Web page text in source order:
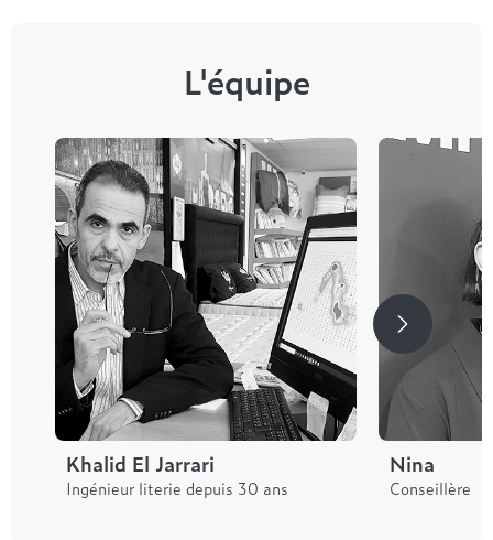
L'équipe
Khalid El Jarrari
Ingénieur literie depuis 30 ans
Nina
Conseillère